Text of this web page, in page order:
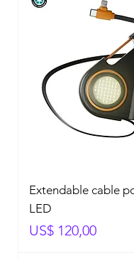
Extendable cable
LED
Prijs
US$ 120,00